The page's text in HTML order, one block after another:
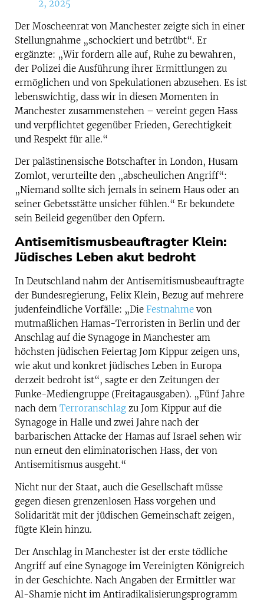
2, 2025
Der Moscheenrat von Manchester zeigte sich in einer
Stellungnahme „schockiert und betrübt“. Er
ergänzte: „Wir fordern alle auf, Ruhe zu bewahren,
der Polizei die Ausführung ihrer Ermittlungen zu
ermöglichen und von Spekulationen abzusehen. Es ist
lebenswichtig, dass wir in diesen Momenten in
Manchester zusammenstehen – vereint gegen Hass
und verpflichtet gegenüber Frieden, Gerechtigkeit
und Respekt für alle.“
Der palästinensische Botschafter in London, Husam
Zomlot, verurteilte den „abscheulichen Angriff“:
„Niemand sollte sich jemals in seinem Haus oder an
seiner Gebetsstätte unsicher fühlen.“ Er bekundete
sein Beileid gegenüber den Opfern.
Antisemitismusbeauftragter Klein:
Jüdisches Leben akut bedroht
In Deutschland nahm der Antisemitismusbeauftragte
der Bundesregierung, Felix Klein, Bezug auf mehrere
judenfeindliche Vorfälle: „Die Festnahme von
mutmaßlichen Hamas-Terroristen in Berlin und der
Anschlag auf die Synagoge in Manchester am
höchsten jüdischen Feiertag Jom Kippur zeigen uns,
wie akut und konkret jüdisches Leben in Europa
derzeit bedroht ist“, sagte er den Zeitungen der
Funke-Mediengruppe (Freitagausgaben). „Fünf Jahre
nach dem Terroranschlag zu Jom Kippur auf die
Synagoge in Halle und zwei Jahre nach der
barbarischen Attacke der Hamas auf Israel sehen wir
nun erneut den eliminatorischen Hass, der von
Antisemitismus ausgeht.“
Nicht nur der Staat, auch die Gesellschaft müsse
gegen diesen grenzenlosen Hass vorgehen und
Solidarität mit der jüdischen Gemeinschaft zeigen,
fügte Klein hinzu.
Der Anschlag in Manchester ist der erste tödliche
Angriff auf eine Synagoge im Vereinigten Königreich
in der Geschichte. Nach Angaben der Ermittler war
Al-Shamie nicht im Antiradikalisierungsprogramm